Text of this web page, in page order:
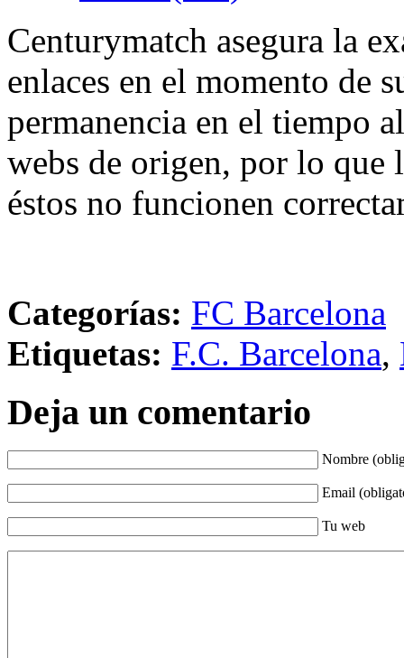
Centurymatch asegura la
enlaces en el momento de
permanencia en el tiempo
webs de origen, por lo que
éstos no funcionen
Categorías: FC Barcelona
Etiquetas: F.C. Barcelona,
Deja un comentario
Nombre
Email
Tu web